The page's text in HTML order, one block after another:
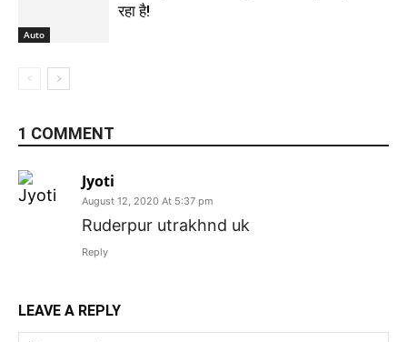
Auto
रहा है!
1 COMMENT
Jyoti
August 12, 2020 At 5:37 pm
Ruderpur utrakhnd uk
Reply
LEAVE A REPLY